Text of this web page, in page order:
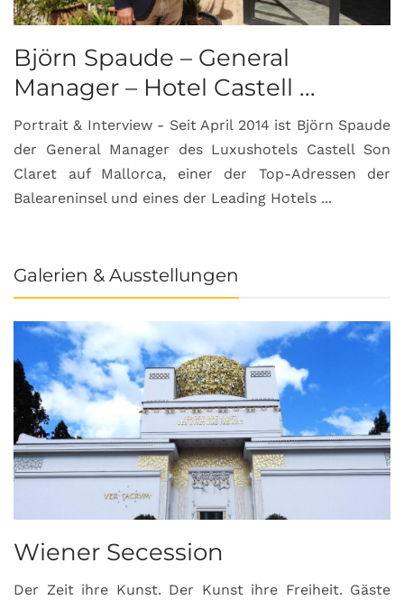
Björn Spaude – General
Manager – Hotel Castell ...
Portrait & Interview - Seit April 2014 ist Björn Spaude
der General Manager des Luxushotels Castell Son
Claret auf Mallorca, einer der Top-Adressen der
Baleareninsel und eines der Leading Hotels ...
Galerien & Ausstellungen
Wiener Secession
Der Zeit ihre Kunst. Der Kunst ihre Freiheit. Gäste